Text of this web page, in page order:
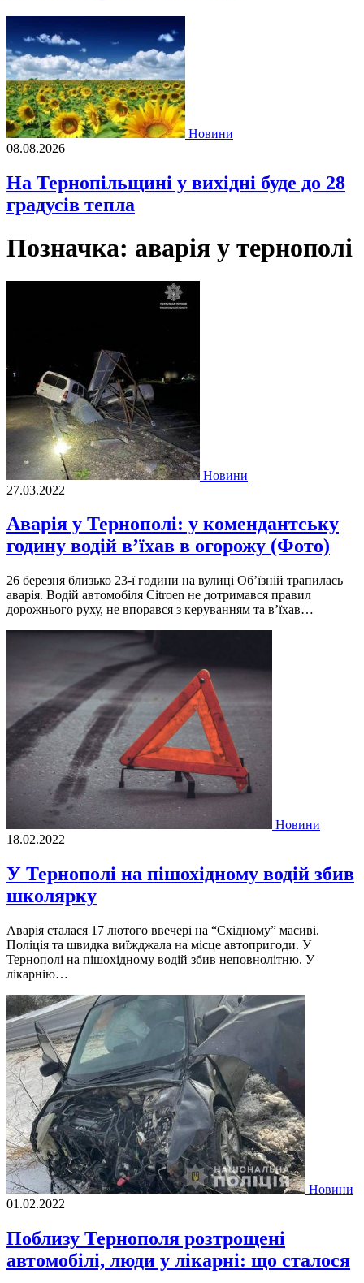
Новини
08.08.2026
На Тернопільщині у вихідні буде до 28
градусів тепла
Позначка: аварія у тернополі
Новини
27.03.2022
Аварія у Тернополі: у комендантську
годину водій в’їхав в огорожу (Фото)
26 березня близько 23-ї години на вулиці Об’їзній трапилась
аварія. Водій автомобіля Citroen не дотримався правил
дорожнього руху, не впорався з керуванням та в’їхав…
Новини
18.02.2022
У Тернополі на пішохідному водій збив
школярку
Аварія сталася 17 лютого ввечері на “Східному” масиві.
Поліція та швидка виїжджала на місце автопригоди. У
Тернополі на пішохідному водій збив неповнолітню. У
лікарнію…
Новини
01.02.2022
Поблизу Тернополя розтрощені
автомобілі, люди у лікарні: що сталося